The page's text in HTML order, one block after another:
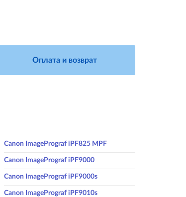
Оплата и возврат
Canon ImagePrograf iPF825 MPF
Canon ImagePrograf iPF9000
Canon ImagePrograf iPF9000s
Canon ImagePrograf iPF9010s